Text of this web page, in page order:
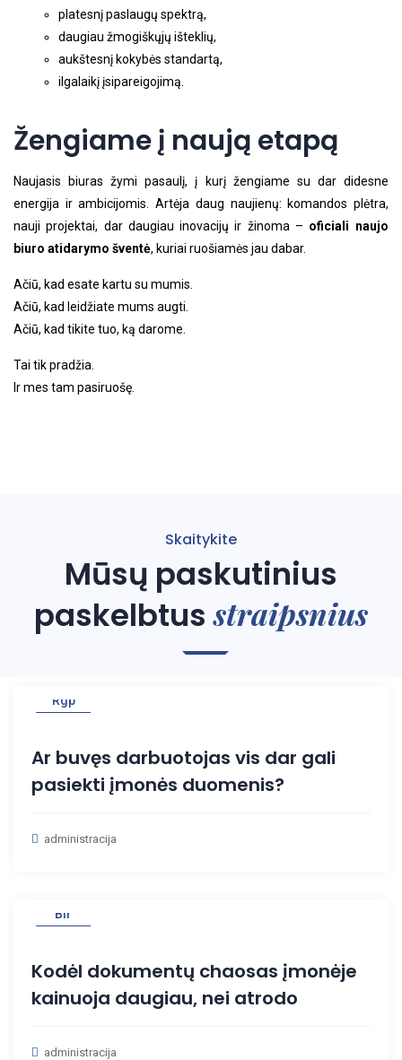
platesnį paslaugų spektrą,
daugiau žmogiškųjų išteklių,
aukštesnį kokybės standartą,
ilgalaikį įsipareigojimą.
Žengiame į naują etapą
Naujasis biuras žymi pasaulį, į kurį žengiame su dar didesne
energija ir ambicijomis. Artėja daug naujienų: komandos plėtra,
nauji projektai, dar daugiau inovacijų ir žinoma – oficiali naujo
biuro atidarymo šventė, kuriai ruošiamės jau dabar.
Ačiū, kad esate kartu su mumis.
Ačiū, kad leidžiate mums augti.
Ačiū, kad tikite tuo, ką darome.
Tai tik pradžia.
Ir mes tam pasiruošę.
Skaitykite
Mūsų paskutinius
paskelbtusstraipsnius
Rgp
Ar buvęs darbuotojas vis dar gali
pasiekti įmonės duomenis?
administracija
Bir
Kodėl dokumentų chaosas įmonėje
kainuoja daugiau, nei atrodo
administracija